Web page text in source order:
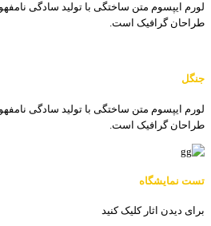
لورم ایپسوم متن ساختگی با تولید سادگی
طراحان گرافیک است.
جنگل
لورم ایپسوم متن ساختگی با تولید سادگی
طراحان گرافیک است.
تست نمایشگاه
برای دیدن اثار کلیک کنید